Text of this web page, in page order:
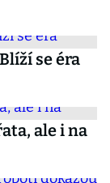
se éra
ale i na